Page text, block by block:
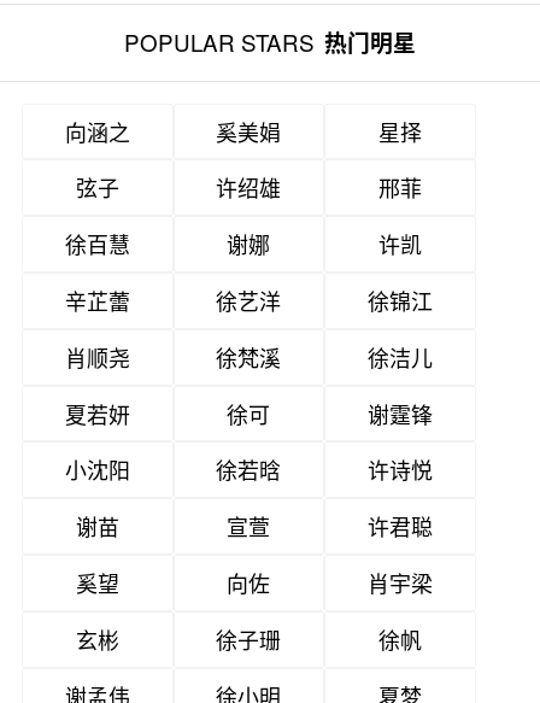
POPULAR STARS 热门明星
向涵之 奚美娟
星择
弦子
许绍雄
邢菲
徐百慧
谢娜
许凯
辛芷蕾
徐艺洋
徐锦江
肖顺尧
徐梵溪
徐洁儿
夏若妍
徐可
谢霆锋
小沈阳
徐若晗
许诗悦
谢苗
宣萱
许君聪
奚望
向佐
肖宇梁
玄彬
徐子珊
徐帆
谢孟伟
徐小明 夏梦